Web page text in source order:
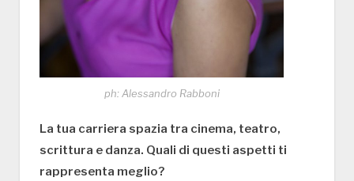
ph: Alessandro Rabboni
La tua carriera spazia tra cinema, teatro,
scrittura e danza. Quali di questi aspetti ti
rappresenta meglio?